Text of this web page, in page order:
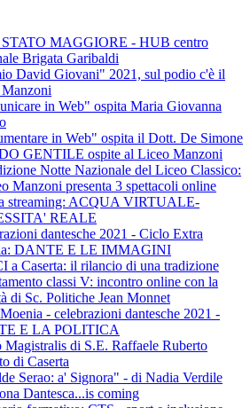
STATO MAGGIORE - HUB centro
Brigata Garibaldi
David Giovani" 2021, sul podio c'è il
in Web" ospita Maria Giovanna
in Web" ospita il Dott. De Simone
GENTILE ospite al Liceo Manzoni
Notte Nazionale del Liceo Classico:
Manzoni presenta 3 spettacoli online
streaming: ACQUA VIRTUALE-
REALE
dantesche 2021 - Ciclo Extra
DANTE E LE IMMAGINI
a Caserta: il rilancio di una tradizione
classi V: incontro online con la
di Sc. Politiche Jean Monnet
- celebrazioni dantesche 2021 -
E LA POLITICA
Magistralis di S.E. Raffaele Ruberto
di Caserta
Serao: a' Signora" - di Nadia Verdile
Dantesca...is coming